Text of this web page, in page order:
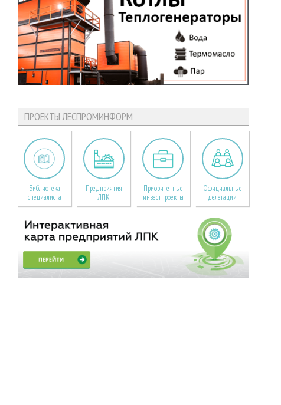
ПРОЕКТЫ ЛЕСПРОМИНФОРМ
Библиотека
специалиста
Предприятия
ЛПК
Приоритетные
инвестпроекты
Официальные
делегации